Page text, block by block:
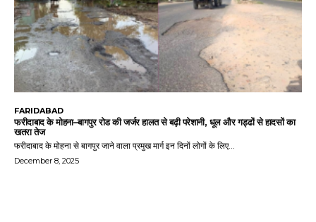
FARIDABAD
फरीदाबाद के मोहना–बागपुर रोड की जर्जर हालत से बढ़ी परेशानी, धूल और गड्ढों से हादसों का
खतरा तेज
फरीदाबाद के मोहना से बागपुर जाने वाला प्रमुख मार्ग इन दिनों लोगों के लिए...
December 8, 2025